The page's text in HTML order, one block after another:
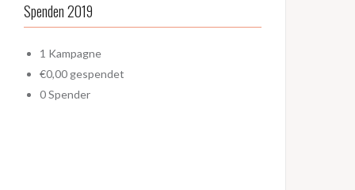
Spenden 2019
1 Kampagne
€0,00 gespendet
0Spender